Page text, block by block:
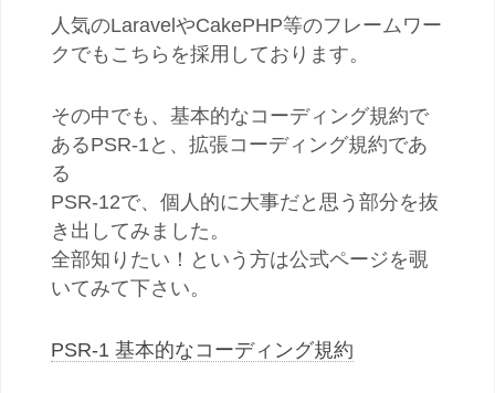
人気のLaravelやCakePHP等のフレームワー
クでもこちらを採用しております。
その中でも、基本的なコーディング規約で
あるPSR-1と、拡張コーディング規約であ
る
PSR-12で、個人的に大事だと思う部分を抜
き出してみました。
全部知りたい！という方は公式ページを覗
いてみて下さい。
PSR-1 基本的なコーディング規約